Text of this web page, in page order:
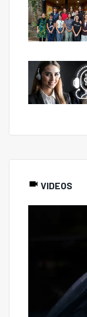
VIDEOS